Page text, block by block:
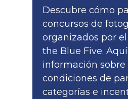
Descubre cómo
concursos de
organizados por
the Blue Five.
información sobre
condiciones de
categorías e